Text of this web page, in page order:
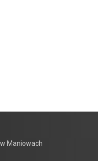
Maniowach